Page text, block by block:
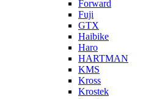
Forward
Fuji
GTX
Haibike
Haro
HARTMAN
KMS
Kross
Krostek